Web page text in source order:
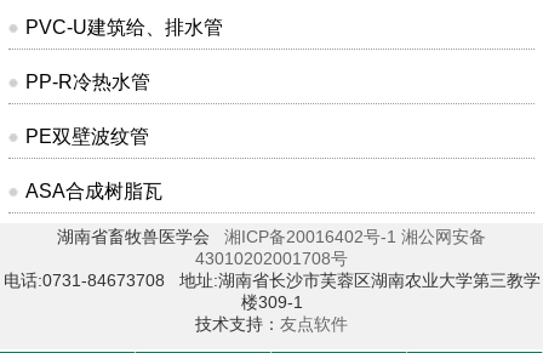
PVC-U建筑给、排水管
PP-R冷热水管
PE双壁波纹管
ASA合成树脂瓦
湖南省畜牧兽医学会 湘ICP备20016402号-1 湘公网安备
43010202001708号
电话:0731-84673708 地址:湖南省长沙市芙蓉区湖南农业大学第三教学
楼309-1
技术支持： 友点软件